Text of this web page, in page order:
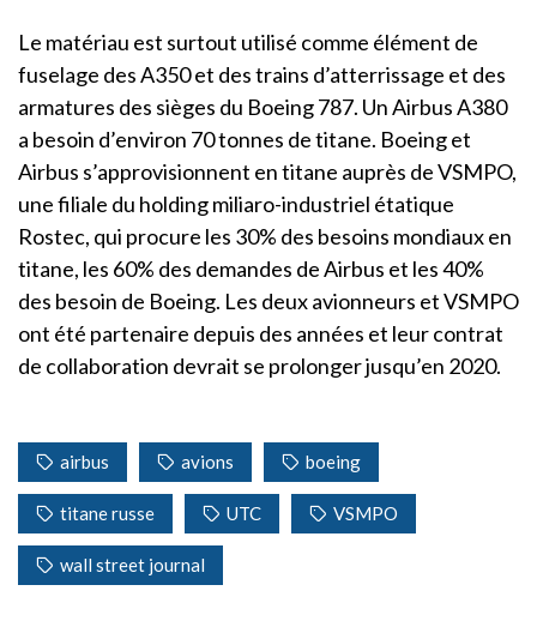
Le matériau est surtout utilisé comme élément de
fuselage des A350 et des trains d’atterrissage et des
armatures des sièges du Boeing 787. Un Airbus A380
a besoin d’environ 70 tonnes de titane. Boeing et
Airbus s’approvisionnent en titane auprès de VSMPO,
une filiale du holding miliaro-industriel étatique
Rostec, qui procure les 30% des besoins mondiaux en
titane, les 60% des demandes de Airbus et les 40%
des besoin de Boeing. Les deux avionneurs et VSMPO
ont été partenaire depuis des années et leur contrat
de collaboration devrait se prolonger jusqu’en 2020.
airbus avions boeing
titane russe UTC VSMPO
wall street journal